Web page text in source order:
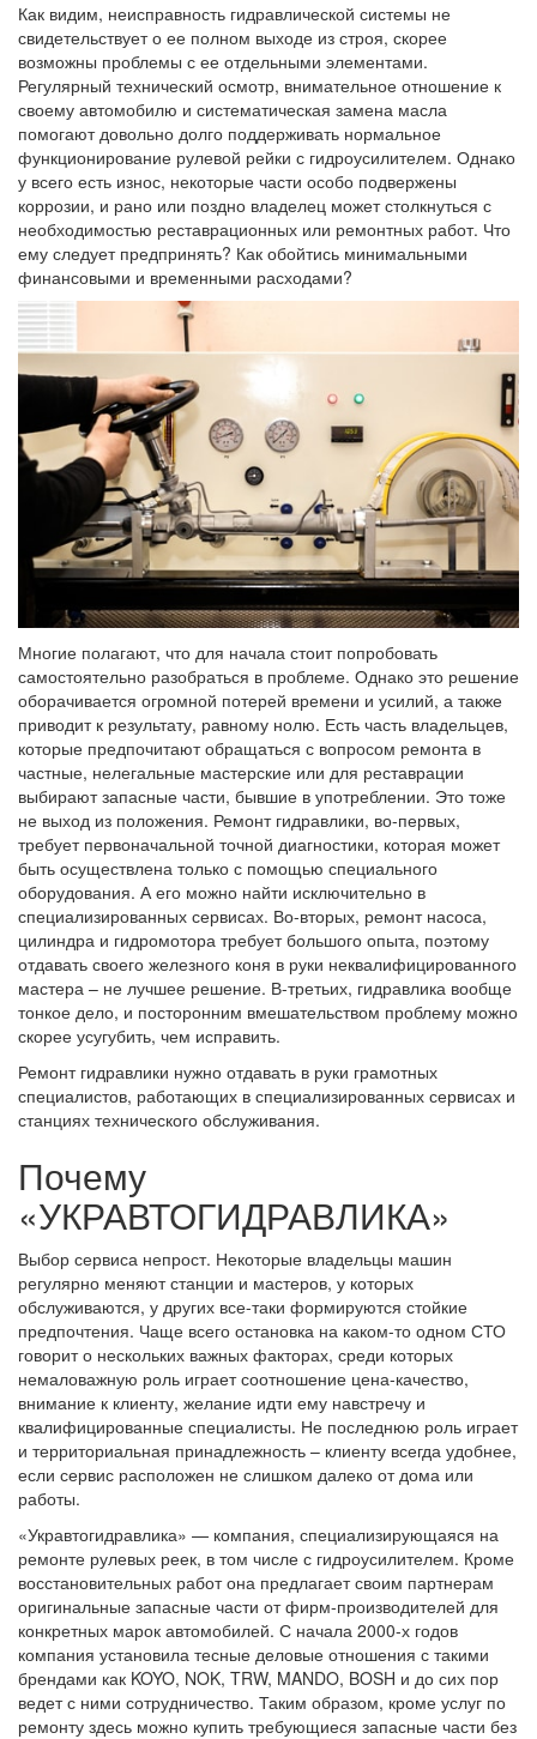
Как видим, неисправность гидравлической системы не
свидетельствует о ее полном выходе из строя, скорее
возможны проблемы с ее отдельными элементами.
Регулярный технический осмотр, внимательное отношение к
своему автомобилю и систематическая замена масла
помогают довольно долго поддерживать нормальное
функционирование рулевой рейки с гидроусилителем. Однако
у всего есть износ, некоторые части особо подвержены
коррозии, и рано или поздно владелец может столкнуться с
необходимостью реставрационных или ремонтных работ. Что
ему следует предпринять? Как обойтись минимальными
финансовыми и временными расходами?
Многие полагают, что для начала стоит попробовать
самостоятельно разобраться в проблеме. Однако это решение
оборачивается огромной потерей времени и усилий, а также
приводит к результату, равному нолю. Есть часть владельцев,
которые предпочитают обращаться с вопросом ремонта в
частные, нелегальные мастерские или для реставрации
выбирают запасные части, бывшие в употреблении. Это тоже
не выход из положения. Ремонт гидравлики, во-первых,
требует первоначальной точной диагностики, которая может
быть осуществлена только с помощью специального
оборудования. А его можно найти исключительно в
специализированных сервисах. Во-вторых, ремонт насоса,
цилиндра и гидромотора требует большого опыта, поэтому
отдавать своего железного коня в руки неквалифицированного
мастера – не лучшее решение. В-третьих, гидравлика вообще
тонкое дело, и посторонним вмешательством проблему можно
скорее усугубить, чем исправить.
Ремонт гидравлики нужно отдавать в руки грамотных
специалистов, работающих в специализированных сервисах и
станциях технического обслуживания.
Почему
«УКРАВТОГИДРАВЛИКА»
Выбор сервиса непрост. Некоторые владельцы машин
регулярно меняют станции и мастеров, у которых
обслуживаются, у других все-таки формируются стойкие
предпочтения. Чаще всего остановка на каком-то одном СТО
говорит о нескольких важных факторах, среди которых
немаловажную роль играет соотношение цена-качество,
внимание к клиенту, желание идти ему навстречу и
квалифицированные специалисты. Не последнюю роль играет
и территориальная принадлежность – клиенту всегда удобнее,
если сервис расположен не слишком далеко от дома или
работы.
«Укравтогидравлика» — компания, специализирующаяся на
ремонте рулевых реек, в том числе с гидроусилителем. Кроме
восстановительных работ она предлагает своим партнерам
оригинальные запасные части от фирм-производителей для
конкретных марок автомобилей. С начала 2000-х годов
компания установила тесные деловые отношения с такими
брендами как KOYO, NOK, TRW, MANDO, BOSH и до сих пор
ведет с ними сотрудничество. Таким образом, кроме услуг по
ремонту здесь можно купить требующиеся запасные части без